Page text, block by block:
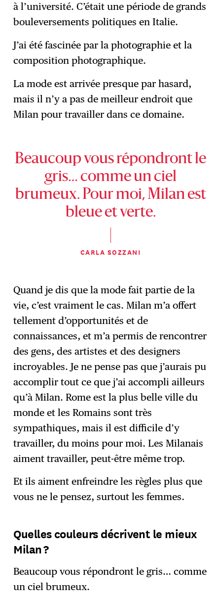
à l’université. C’était une période de grands
bouleversements politiques en Italie.
J’ai été fascinée par la photographie et la
composition photographique.
La mode est arrivée presque par hasard,
mais il n’y a pas de meilleur endroit que
Milan pour travailler dans ce domaine.
Beaucoup vous répondront le
gris… comme un ciel
brumeux. Pour moi, Milan est
bleue et verte.
CARLA SOZZANI
Quand je dis que la mode fait partie de la
vie, c’est vraiment le cas. Milan m’a offert
tellement d’opportunités et de
connaissances, et m’a permis de rencontrer
des gens, des artistes et des designers
incroyables. Je ne pense pas que j’aurais pu
accomplir tout ce que j’ai accompli ailleurs
qu’à Milan. Rome est la plus belle ville du
monde et les Romains sont très
sympathiques, mais il est difficile d’y
travailler, du moins pour moi. Les Milanais
aiment travailler, peut-être même trop.
Et ils aiment enfreindre les règles plus que
vous ne le pensez, surtout les femmes.
Quelles couleurs décrivent le mieux
Milan ?
Beaucoup vous répondront le gris… comme
un ciel brumeux.